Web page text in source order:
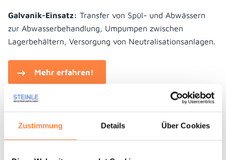
Zustimmung Details Über Cookies
Galvanik-Einsatz: Transfer von Spül- und Abwässern
zur Abwasserbehandlung, Umpumpen zwischen
Lagerbehältern, Versorgung von Neutralisationsanlagen.
Mehr erfahren!